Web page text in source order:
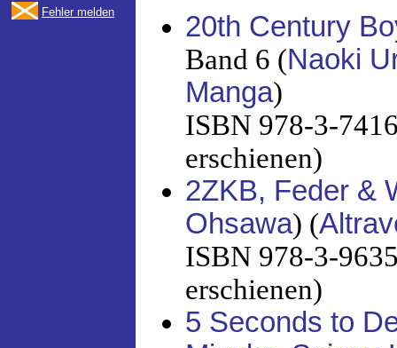
Fehler melden
20th Century
Band 6 (Naoki
Manga)
ISBN 978-3-
erschienen)
2ZKB, Feder &
Ohsawa) (
ISBN 978-3-
erschienen)
5 Seconds to